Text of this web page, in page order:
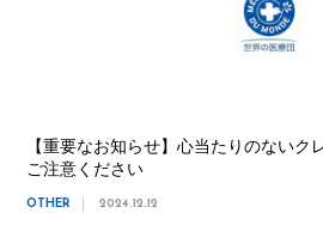
【重要なお知らせ】心当たりのないク
ご注意ください
OTHER 2024.12.12